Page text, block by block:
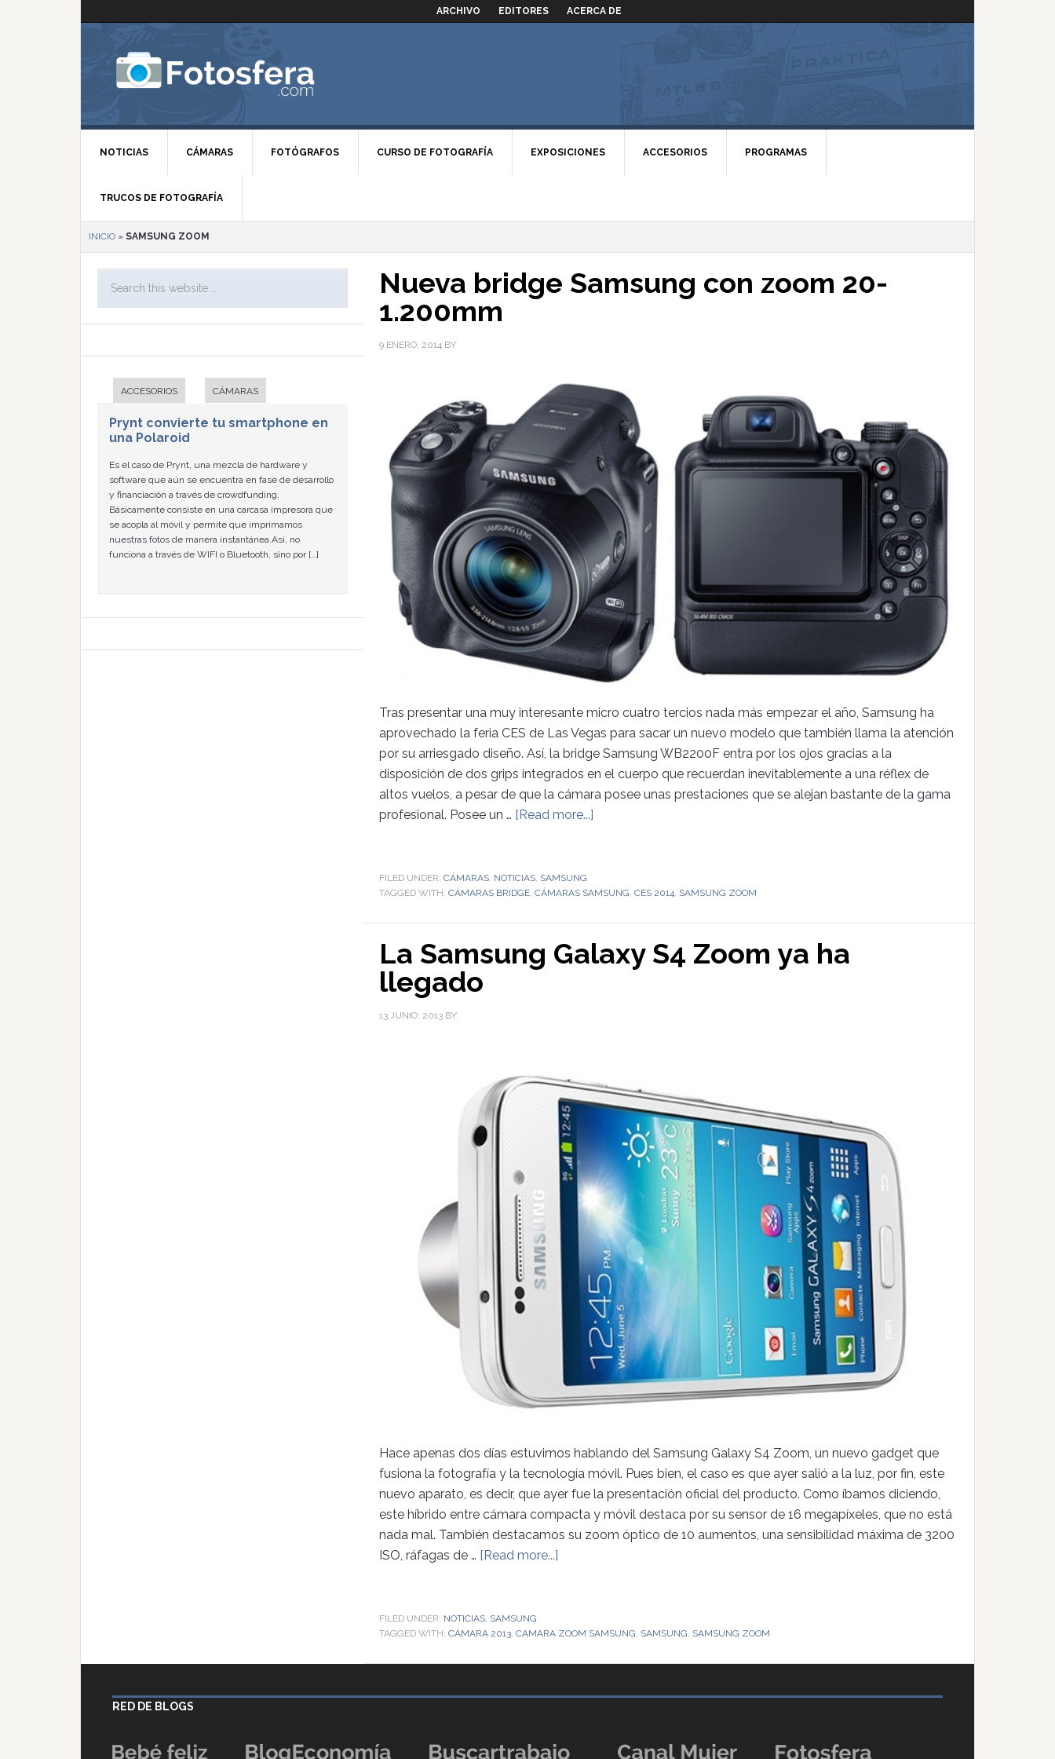
ARCHIVO EDITORES ACERCA DE
NOTICIAS CÁMARAS FOTÓGRAFOS CURSO DE FOTOGRAFÍA EXPOSICIONES ACCESORIOS PROGRAMAS
TRUCOS DE FOTOGRAFÍA
INICIO » SAMSUNG ZOOM
Nueva bridge Samsung con zoom 20-
1.200mm
9 ENERO, 2014 BY
Tras presentar una muy interesante micro cuatro tercios nada más empezar el año, Samsung ha
aprovechado la feria CES de Las Vegas para sacar un nuevo modelo que también llama la atención
por su arriesgado diseño. Así, la bridge Samsung WB2200F entra por los ojos gracias a la
disposición de dos grips integrados en el cuerpo que recuerdan inevitablemente a una réflex de
altos vuelos, a pesar de que la cámara posee unas prestaciones que se alejan bastante de la gama
profesional. Posee un … [Read more...]
FILED UNDER: CÁMARAS, NOTICIAS, SAMSUNG
TAGGED WITH: CÁMARAS BRIDGE, CÁMARAS SAMSUNG, CES 2014, SAMSUNG ZOOM
La Samsung Galaxy S4 Zoom ya ha
llegado
13 JUNIO, 2013 BY
Hace apenas dos días estuvimos hablando del Samsung Galaxy S4 Zoom, un nuevo gadget que
fusiona la fotografía y la tecnología móvil. Pues bien, el caso es que ayer salió a la luz, por fin, este
nuevo aparato, es decir, que ayer fue la presentación oficial del producto. Como íbamos diciendo,
este híbrido entre cámara compacta y móvil destaca por su sensor de 16 megapíxeles, que no está
nada mal. También destacamos su zoom óptico de 10 aumentos, una sensibilidad máxima de 3200
ISO, ráfagas de … [Read more...]
FILED UNDER: NOTICIAS, SAMSUNG
TAGGED WITH: CÁMARA 2013, CAMARA ZOOM SAMSUNG, SAMSUNG, SAMSUNG ZOOM
ACCESORIOS CÁMARAS
Prynt convierte tu smartphone en
una Polaroid
Es el caso de Prynt, una mezcla de hardware y
software que aún se encuentra en fase de desarrollo
y financiación a través de crowdfunding.
Básicamente consiste en una carcasa impresora que
se acopla al móvil y permite que imprimamos
nuestras fotos de manera instantánea.Así, no
funciona a través de WIFI o Bluetooth, sino por […]
RED DE BLOGS